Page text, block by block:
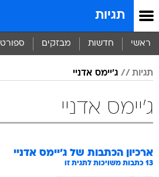
תגיות
ראשי חדשות מבזקים ספורט
תגיות ג'יימס אדניי
ג'יימס אדניי
ארכיון הכתבות של ג'יימס אדניי
13 כתבות משויכות לתגית זו